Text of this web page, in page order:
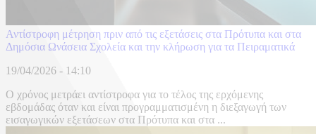
Αντίστροφη μέτρηση πριν από τις εξετάσεις στα Πρότυπα και στα
Δημόσια Ωνάσεια Σχολεία και την κλήρωση για τα Πειραματικά
19/04/2026 - 14:10
Ο χρόνος μετράει αντίστροφα για το τέλος της ερχόμενης
εβδομάδας όταν και είναι προγραμματισμένη η διεξαγωγή των
εισαγωγικών εξετάσεων στα Πρότυπα και στα ...